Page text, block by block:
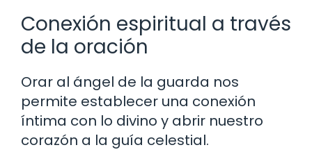
Conexión espiritual a través
de la oración
Orar al ángel de la guarda nos
permite establecer una conexión
íntima con lo divino y abrir nuestro
corazón a la guía celestial.